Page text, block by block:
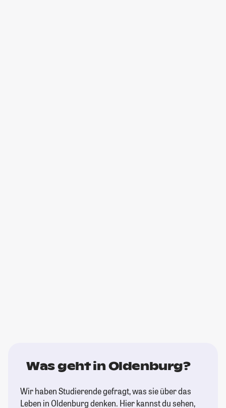
Was geht in Oldenburg?
Wir haben Studierende gefragt, was sie über das
Leben in Oldenburg denken. Hier kannst du sehen,